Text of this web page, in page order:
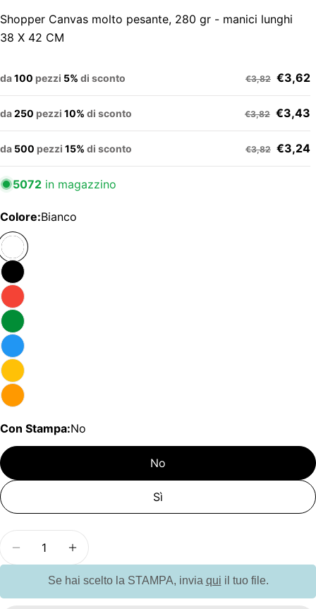
Shopper Canvas molto pesante, 280 gr - manici lunghi
38 X 42 CM
da100 pezzi 5% di sconto €3,82 €3,62
da250 pezzi 10% di sconto €3,82 €3,43
da 500 pezzi 15% di sconto €3,82 €3,24
5072 in magazzino
Colore:Bianco
Con Stampa:No
No
Sì
Diminuisci la quantità per G07106 - Shopper
Aumenta la quantità per G07106 -
Se hai scelto la STAMPA, invia qui il tuo file.